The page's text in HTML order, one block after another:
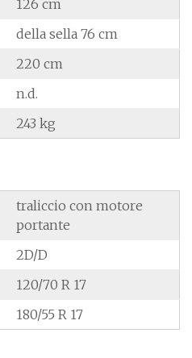
126 cm
della sella 76 cm
220 cm
n.d.
243 kg
traliccio con motore
portante
2D/D
120/70 R 17
180/55 R 17